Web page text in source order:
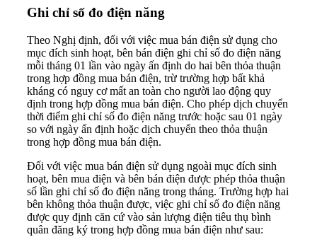
Ghi chỉ số đo điện năng
Theo Nghị định, đối với việc mua bán điện sử dụng cho
mục đích sinh hoạt, bên bán điện ghi chỉ số đo điện năng
mỗi tháng 01 lần vào ngày ấn định do hai bên thỏa thuận
trong hợp đồng mua bán điện, trừ trường hợp bất khả
kháng có nguy cơ mất an toàn cho người lao động quy
định trong hợp đồng mua bán điện. Cho phép dịch chuyển
thời điểm ghi chỉ số đo điện năng trước hoặc sau 01 ngày
so với ngày ấn định hoặc dịch chuyển theo thỏa thuận
trong hợp đồng mua bán điện.
Đối với việc mua bán điện sử dụng ngoài mục đích sinh
hoạt, bên mua điện và bên bán điện được phép thỏa thuận
số lần ghi chỉ số đo điện năng trong tháng. Trường hợp hai
bên không thỏa thuận được, việc ghi chỉ số đo điện năng
được quy định căn cứ vào sản lượng điện tiêu thụ bình
quân đăng ký trong hợp đồng mua bán điện như sau: